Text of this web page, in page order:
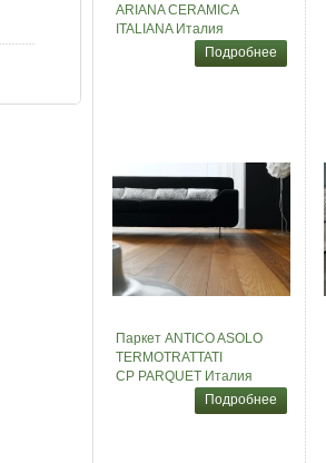
ARIANA CERAMICA
ITALIANA Италия
Подробнее
Паркет ANTICO ASOLO
TERMOTRATTATI
CP PARQUET Италия
Подробнее